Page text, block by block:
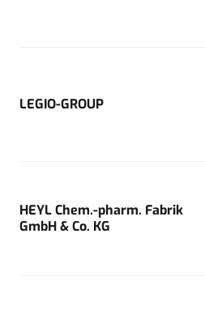
LEGIO-GROUP
HEYL Chem.-pharm. Fabrik
GmbH & Co. KG